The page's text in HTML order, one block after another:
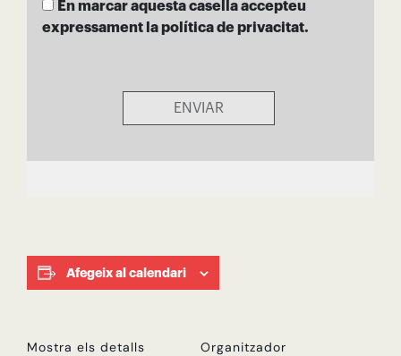
Afegeix al calendari
Mostra els detalls Organitzador